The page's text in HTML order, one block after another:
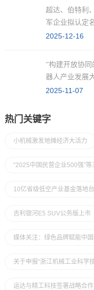
超达、伯特利
军企业拟认定
2025-12-16
“构建开放协同的
器人产业发展
2025-11-07
热门关键字
小机械激发地摊经济大活力
“2025中国民营企业500强”
10亿省级低空产业基金落地台
吉利银河E5 SUV公务版上市
媒体关注：绿色品牌赋能中
关于申报“浙江机械工业科学
运达与精工科技签署战略合